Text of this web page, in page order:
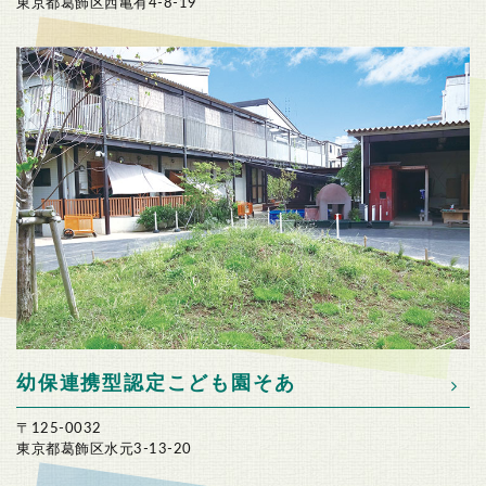
東京都葛飾区西亀有4-8-19
幼保連携型認定こども園そあ
〒125-0032
東京都葛飾区水元3-13-20